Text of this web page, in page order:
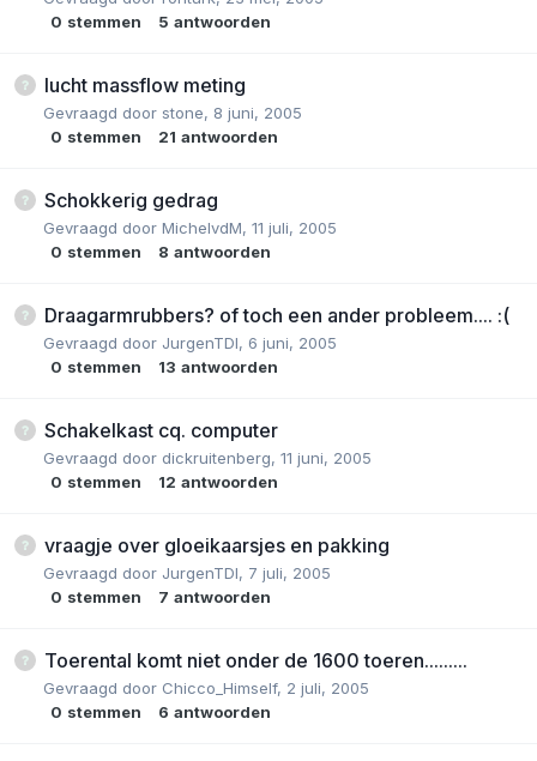
0 stemmen 5 antwoorden
lucht massflow meting
Gevraagd door stone, 8 juni, 2005
0 stemmen 21 antwoorden
Schokkerig gedrag
Gevraagd door MichelvdM, 11 juli, 2005
0 stemmen 8 antwoorden
Draagarmrubbers? of toch een ander probleem.... :(
Gevraagd door JurgenTDI, 6 juni, 2005
0 stemmen 13 antwoorden
Schakelkast cq. computer
Gevraagd door dickruitenberg, 11 juni, 2005
0 stemmen 12 antwoorden
vraagje over gloeikaarsjes en pakking
Gevraagd door JurgenTDI, 7 juli, 2005
0 stemmen 7 antwoorden
Toerental komt niet onder de 1600 toeren.........
Gevraagd door Chicco_Himself, 2 juli, 2005
0 stemmen 6 antwoorden